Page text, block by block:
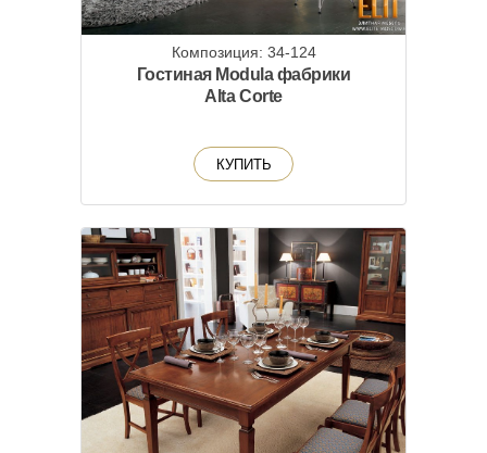
Композиция: 34-124
Гостиная Modula фабрики
Alta Corte
КУПИТЬ